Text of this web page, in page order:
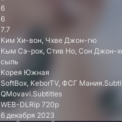
6
6
7.7
Ким Хи-вон, Чхве Джон-гю
Кым Сэ-рок, Стив Но, Сон Джон-
сыль
Корея Южная
SoftBox, KeborTV, ФСГ
QMovavi.Subtitles
WEB-DLRip 720p
6 декабря 2023